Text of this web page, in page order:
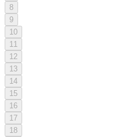
8
9
10
11
12
13
14
15
16
17
18